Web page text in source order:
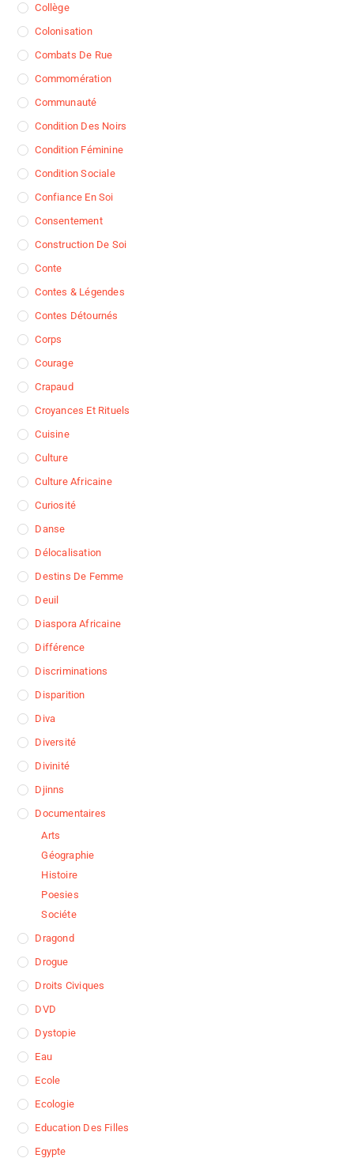
Collège
Colonisation
Combats De Rue
Commomération
Communauté
Condition Des Noirs
Condition Féminine
Condition Sociale
Confiance En Soi
Consentement
Construction De Soi
Conte
Contes & Légendes
Contes Détournés
Corps
Courage
Crapaud
Croyances Et Rituels
Cuisine
Culture
Culture Africaine
Curiosité
Danse
Délocalisation
Destins De Femme
Deuil
Diaspora Africaine
Différence
Discriminations
Disparition
Diva
Diversité
Divinité
Djinns
Documentaires
Arts
Géographie
Histoire
Poesies
Sociéte
Dragond
Drogue
Droits Civiques
DVD
Dystopie
Eau
Ecole
Ecologie
Education Des Filles
Egypte